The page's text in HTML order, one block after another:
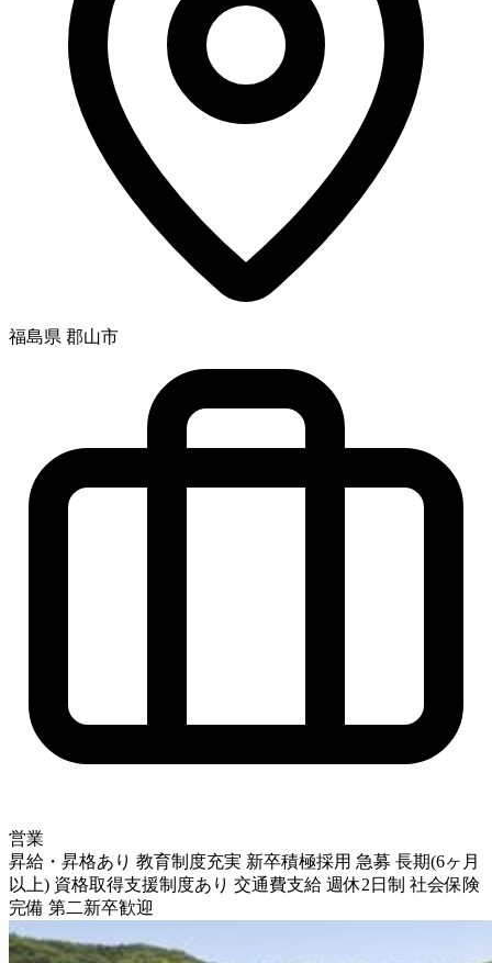
福島県 郡山市
営業
昇給・昇格あり 教育制度充実 新卒積極採用 急募 長期(6ヶ月
以上) 資格取得支援制度あり 交通費支給 週休2日制 社会保険
完備 第二新卒歓迎